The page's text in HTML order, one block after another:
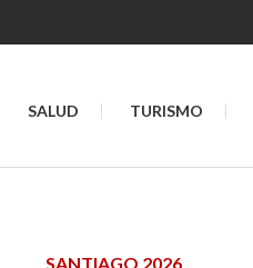
SALUD TURISMO
SANTIAGO 2026